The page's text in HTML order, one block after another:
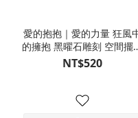
愛的抱抱｜愛的力量 狂風
的擁抱 黑曜石雕刻 空間擺
專屬配對 S25AB06-001
NT$520